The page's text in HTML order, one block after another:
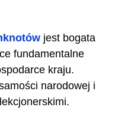
jest bogata
fundamentalne
kraju.
narodowej i